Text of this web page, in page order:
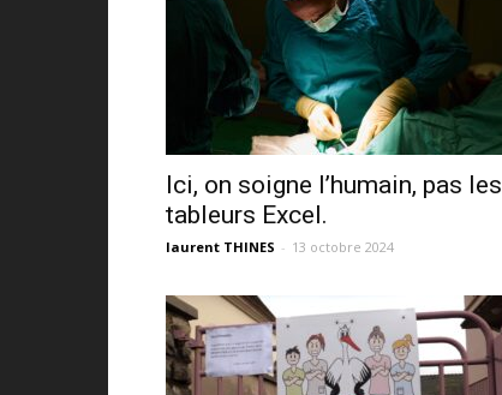
Ici, on soigne l’humain, pas les
tableurs Excel.
laurent THINES - 13 octobre 2024